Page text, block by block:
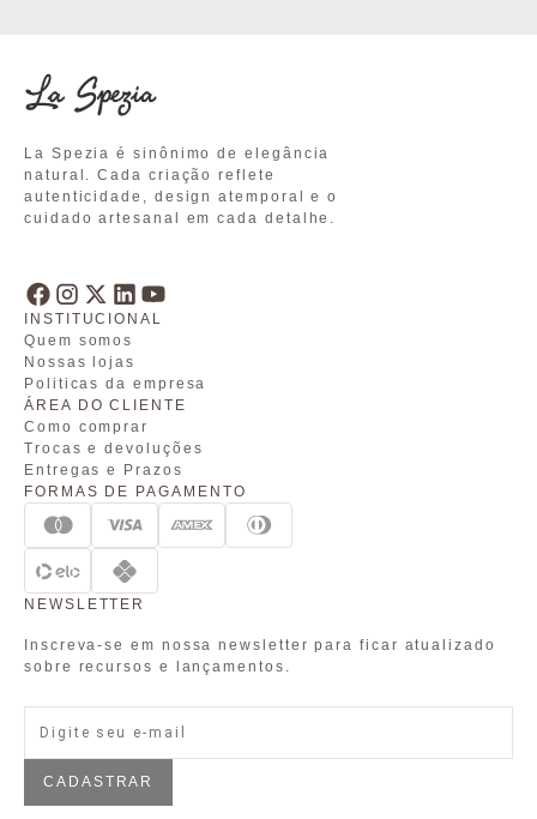
La Spezia é sinônimo de elegância
natural. Cada criação reflete
autenticidade, design atemporal e o
cuidado artesanal em cada detalhe.
INSTITUCIONAL
Quem somos
Nossas lojas
Politicas da empresa
ÁREA DO CLIENTE
Como comprar
Trocas e devoluções
Entregas e Prazos
FORMAS DE PAGAMENTO
NEWSLETTER
Inscreva-se em nossa newsletter para ficar atualizado
sobre recursos e lançamentos.
CADASTRAR